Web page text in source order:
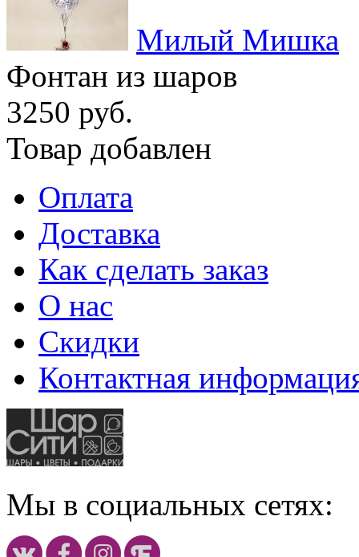
Милый Мишка
Фонтан из шаров
3250 руб.
Товар добавлен
Оплата
Доставка
Как сделать заказ
О нас
Скидки
Контактная
Мы в социальных сетях: